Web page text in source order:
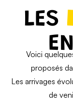
LES
Voici
proposés
Les arrivages
de